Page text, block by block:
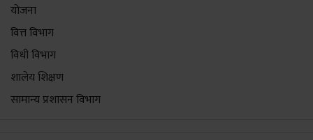
योजना
वित्त विभाग
विधी विभाग
शालेय शिक्षण
सामान्य प्रशासन विभाग